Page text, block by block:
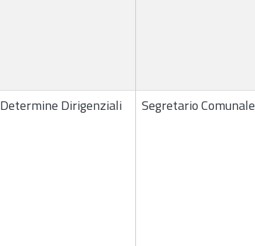
Determine Dirigenziali Segretario Comunale